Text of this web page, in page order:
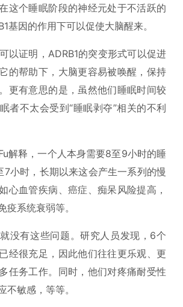
这个睡眠阶段的神经元处于不活跃的
基因的作用下可以促使大脑醒来。
以证明，ADRB1的突变形式可以促进
的帮助下，大脑更容易被唤醒，保持
更有意思的是，虽然他们睡眠时间较
者不太会受到“睡眠剥夺”相关的不利
解释，一个人本身需要8至9小时的睡
7小时，长期以来这会产生一系列的慢
心血管疾病、癌症、痴呆风险提高，
疫系统衰弱等。
没有这些问题。研究人员发现，6个
经很充足，因此他们往往更乐观、更
任务工作。同时，他们对疼痛耐受性
不敏感，等等。